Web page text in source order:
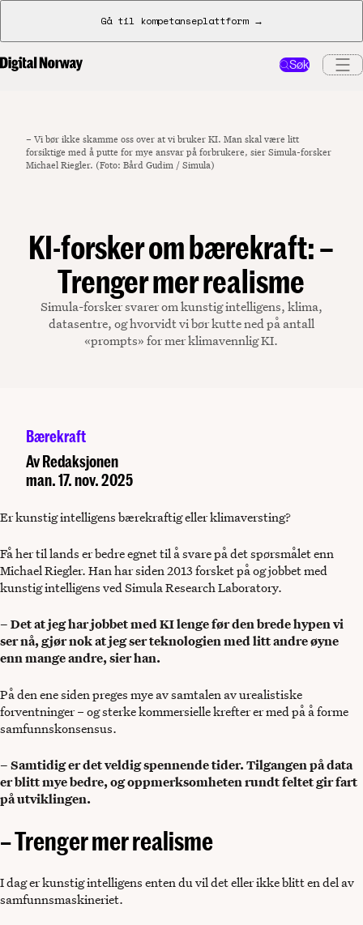
Gå til kompetanseplattform →
Søk
– Vi bør ikke skamme oss over at vi bruker KI. Man skal være litt
forsiktige med å putte for mye ansvar på forbrukere, sier Simula-forsker
Michael Riegler. (Foto: Bård Gudim / Simula)
KI-forsker om bærekraft: –
Trenger mer realisme
Simula-forsker svarer om kunstig intelligens, klima,
datasentre, og hvorvidt vi bør kutte ned på antall
«prompts» for mer klimavennlig KI.
Bærekraft
AvRedaksjonen
man. 17. nov. 2025
Er kunstig intelligens bærekraftig eller klimaversting?
Få her til lands er bedre egnet til å svare på det spørsmålet enn
Michael Riegler. Han har siden 2013 forsket på og jobbet med
kunstig intelligens ved Simula Research Laboratory.
– Det at jeg har jobbet med KI lenge før den brede hypen vi
ser nå, gjør nok at jeg ser teknologien med litt andre øyne
enn mange andre, sier han.
På den ene siden preges mye av samtalen av urealistiske
forventninger – og sterke kommersielle krefter er med på å forme
samfunnskonsensus.
– Samtidig er det veldig spennende tider. Tilgangen på data
er blitt mye bedre, og oppmerksomheten rundt feltet gir fart
på utviklingen.
– Trenger mer realisme
I dag er kunstig intelligens enten du vil det eller ikke blitt en del av
samfunnsmaskineriet.